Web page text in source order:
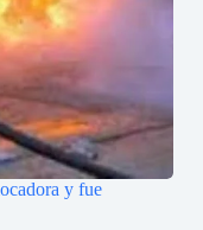
y fue